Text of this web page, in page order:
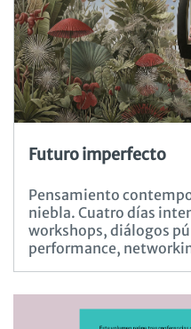
Futuro imperfecto
Pensamiento
niebla. Cuatro días
workshops, diálogos
performance,